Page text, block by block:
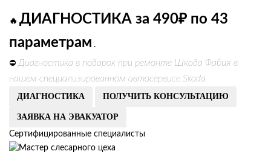
🔥 ДИАГНОСТИКА за 490₽ по 43
параметрам .
⛔ Диагностика в подарок при ремонте Шкода Фабия в
нашем специализированном автосервисе Skoda
ДИАГНОСТИКА ПОЛУЧИТЬ КОНСУЛЬТАЦИЮ
ЗАЯВКА НА ЭВАКУАТОР
Сертифицированные специалисты